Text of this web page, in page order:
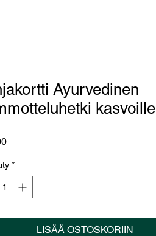
Ayurvedinen
kasvoille
Price
*
LISÄÄ OSTOSKORIIN